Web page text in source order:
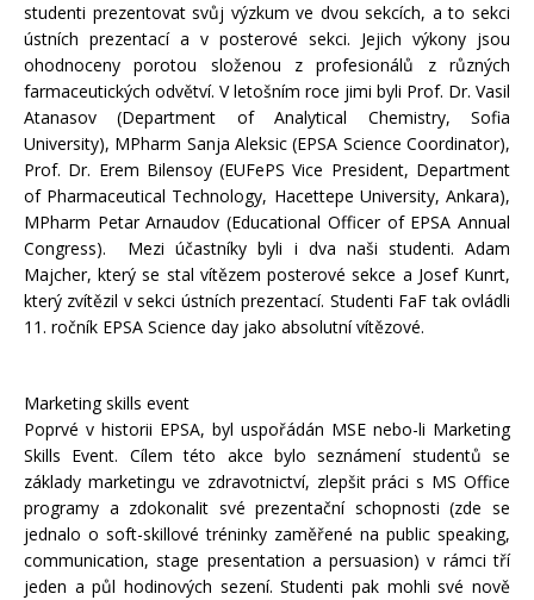
studenti prezentovat svůj výzkum ve dvou sekcích, a to sekci
ústních prezentací a v posterové sekci. Jejich výkony jsou
ohodnoceny porotou složenou z profesionálů z různých
farmaceutických odvětví. V letošním roce jimi byli Prof. Dr. Vasil
Atanasov (Department of Analytical Chemistry, Sofia
University), MPharm Sanja Aleksic (EPSA Science Coordinator),
Prof. Dr. Erem Bilensoy (EUFePS Vice President, Department
of Pharmaceutical Technology, Hacettepe University, Ankara),
MPharm Petar Arnaudov (Educational Officer of EPSA Annual
Congress). Mezi účastníky byli i dva naši studenti. Adam
Majcher, který se stal vítězem posterové sekce a Josef Kunrt,
který zvítězil v sekci ústních prezentací. Studenti FaF tak ovládli
11. ročník EPSA Science day jako absolutní vítězové.
Marketing skills event
Poprvé v historii EPSA, byl uspořádán MSE nebo-li Marketing
Skills Event. Cílem této akce bylo seznámení studentů se
základy marketingu ve zdravotnictví, zlepšit práci s MS Office
programy a zdokonalit své prezentační schopnosti (zde se
jednalo o soft-skillové tréninky zaměřené na public speaking,
communication, stage presentation a persuasion) v rámci tří
jeden a půl hodinových sezení. Studenti pak mohli své nově